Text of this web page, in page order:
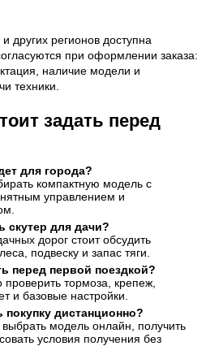
других регионов доступна
при оформлении заказа:
наличие модели и
техники.
задать перед
для города?
компактную модель с
управлением и
скутер для дачи?
дорог стоит обсудить
подвеску и запас тяги.
перед первой поездкой?
тормоза, крепеж,
и базовые настройки.
дистанционно?
модель онлайн, получить
условия получения без